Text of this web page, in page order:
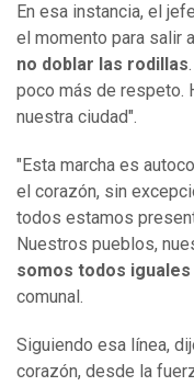
En esa instancia, el
el momento para salir
no doblar las rodillas
poco más de respeto.
nuestra ciudad".
"Esta marcha es
el corazón, sin
todos estamos
Nuestros pueblos,
somos todos iguales
comunal.
Siguiendo esa línea,
corazón, desde la